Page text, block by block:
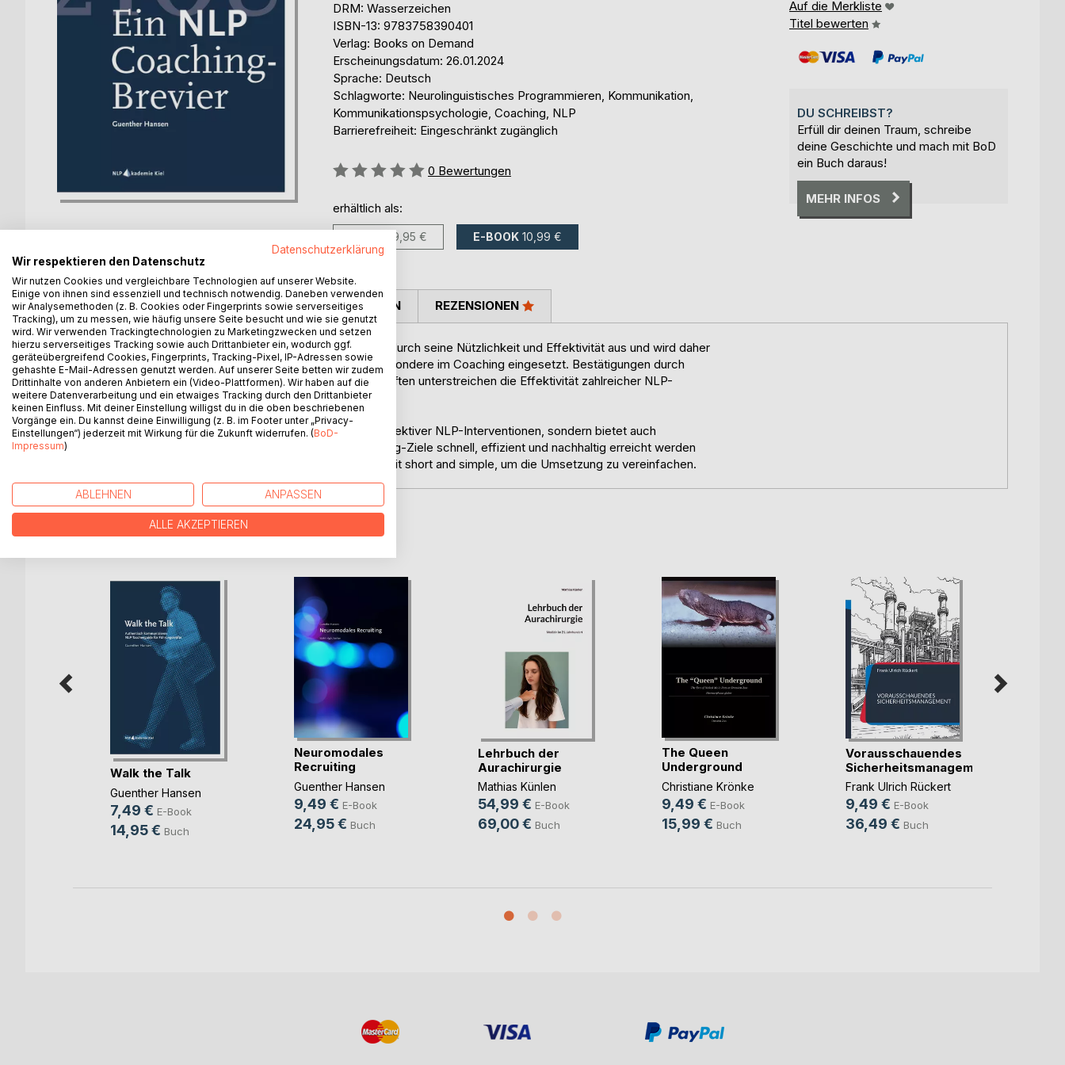
DRM: Wasserzeichen
ISBN-13: 9783758390401
Verlag: Books on Demand
Erscheinungsdatum: 26.01.2024
Sprache: Deutsch
Schlagworte: Neurolinguistisches Programmieren, Kommunikation,
Kommunikationspsychologie, Coaching, NLP
Barrierefreiheit: Eingeschränkt zugänglich
Bewertung::
0 Bewertungen
erhältlich als:
29,95 € E-BOOK 10,99 €
Auf die Merkliste
Titel bewerten
DU SCHREIBST?
Erfüll dir deinen Traum, schreibe
deine Geschichte und mach mit BoD
ein Buch daraus!
MEHR INFOS
BESCHREIBUNG
Neurolinguistisches Programmieren (NLP) zeichnet sich durch seine Nützlichkeit und Effektivität aus und wird daher
erfolgreich in verschiedenen Arbeitsbereichen und insbesondere im Coaching eingesetzt. Bestätigungen durch
neuere Forschungsergebnisse aus den Neurowissenschaften unterstreichen die Effektivität zahlreicher NLP-
Interventionstechniken.
Dieses Handbuch präsentiert nicht nur eine Sammlung effektiver NLP-Interventionen, sondern bietet auch
zusätzliche methodische Anregungen, mit denen Coaching-Ziele schnell, effizient und nachhaltig erreicht werden
können. Das zugrundeliegende Prinzip lautet KISS - keep it short and simple, um die Umsetzung zu vereinfachen.
AUTOR/IN PRESSESTIMMEN REZENSIONEN
WEITERE TITEL BEIBoD
Walk the Talk
Guenther Hansen
7,49 € E-Book
14,95 € Buch
Neuromodales
Recruiting
Guenther Hansen
9,49 € E-Book
24,95 € Buch
Lehrbuch der
Aurachirurgie
Mathias Künlen
54,99 € E-Book
69,00 € Buch
The Queen
Underground
Christiane Krönke
9,49 € E-Book
15,99 € Buch
Vorausschauendes
Sicherheitsmanagement
Frank Ulrich Rückert
9,49 € E-Book
36,49 € Buch
Datenschutzerklärung
Wir respektieren den Datenschutz
Wir nutzen Cookies und vergleichbare Technologien auf unserer Website.
Einige von ihnen sind essenziell und technisch notwendig. Daneben verwenden
wir Analysemethoden (z. B. Cookies oder Fingerprints sowie serverseitiges
Tracking), um zu messen, wie häufig unsere Seite besucht und wie sie genutzt
wird. Wir verwenden Trackingtechnologien zu Marketingzwecken und setzen
hierzu serverseitiges Tracking sowie auch Drittanbieter ein, wodurch ggf.
geräteübergreifend Cookies, Fingerprints, Tracking-Pixel, IP-Adressen sowie
gehashte E-Mail-Adressen genutzt werden. Auf unserer Seite betten wir zudem
Drittinhalte von anderen Anbietern ein (Video-Plattformen). Wir haben auf die
weitere Datenverarbeitung und ein etwaiges Tracking durch den Drittanbieter
keinen Einfluss. Mit deiner Einstellung willigst du in die oben beschriebenen
Vorgänge ein. Du kannst deine Einwilligung (z. B. im Footer unter „Privacy-
Einstellungen“) jederzeit mit Wirkung für die Zukunft widerrufen. (BoD-
Impressum)
ABLEHNEN ANPASSEN
ALLE AKZEPTIEREN